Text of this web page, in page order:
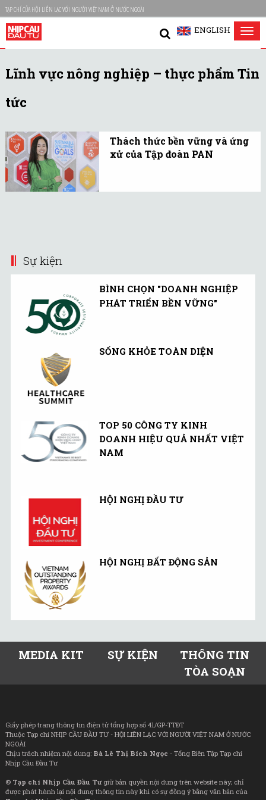
TẠP CHÍ CỦA HỘI LIÊN LẠC VỚI NGƯỜI VIỆT NAM Ở NƯỚC NGOÀI
ENGLISH
Lĩnh vực nông nghiệp – thực phẩm Tin
tức
Thách thức bền vững và ứng
xử của Tập đoàn PAN
Sự kiện
BÌNH CHỌN "DOANH NGHIỆP
PHÁT TRIỂN BỀN VỮNG"
SỐNG KHỎE TOÀN DIỆN
TOP 50 CÔNG TY KINH
DOANH HIỆU QUẢ NHẤT VIỆT
NAM
HỘI NGHỊ ĐẦU TƯ
HỘI NGHỊ BẤT ĐỘNG SẢN
MEDIA KIT SỰ KIỆN
THÔNG TIN
TÒA SOẠN
Giấy phép trang thông tin điện tử tổng hợp số 41/GP-TTĐT
Thuộc Tạp chí NHỊP CẦU ĐẦU TƯ - HỘI LIÊN LẠC VỚI NGƯỜI VIỆT NAM Ở NƯỚC
NGOÀI
Chịu trách nhiệm nội dung: Bà Lê Thị Bích Ngọc - Tổng Biên Tập Tạp chí
Nhịp Cầu Đầu Tư
© Tạp chí Nhịp Cầu Đầu Tưgiữ bản quyền nội dung trên website này; chỉ
được phát hành lại nội dung thông tin này khi có sự đồng ý bằng văn bản của